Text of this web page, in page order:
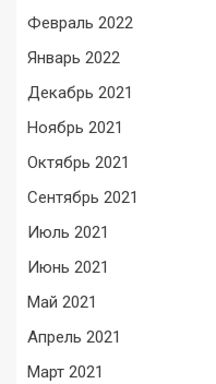
Февраль 2022
Январь 2022
Декабрь 2021
Ноябрь 2021
Октябрь 2021
Сентябрь 2021
Июль 2021
Июнь 2021
Май 2021
Апрель 2021
Март 2021